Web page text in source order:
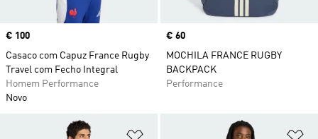
Price
€ 100
Casaco com Capuz France Rugby
Travel com Fecho Integral
Homem Performance
Novo
Price
€ 60
MOCHILA FRANCE RUGBY
BACKPACK
Performance
Adicionar à Lista de Desejos